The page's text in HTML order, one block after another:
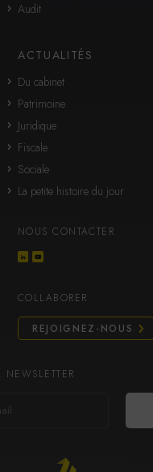
Audit
ACTUALITÉS
Du cabinet
Patrimoine
Juridique
Fiscale
Sociale
La petite histoire du jour
NOUS CONTACTER
COLLABORER
REJOIGNEZ-NOUS
NEWSLETTER